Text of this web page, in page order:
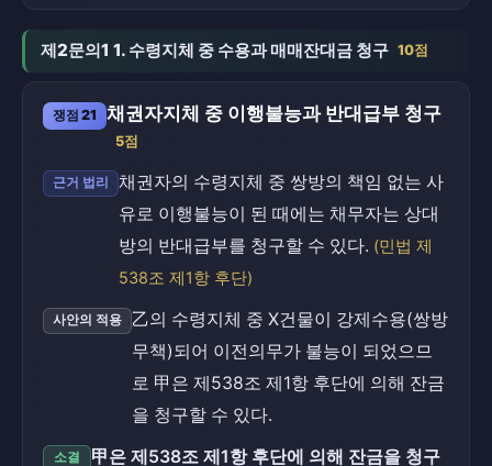
제2문의1 1. 수령지체 중 수용과 매매잔대금 청구 10점
쟁점 21 채권자지체 중 이행불능과 반대급부 청구
5점
근거 법리
채권자의 수령지체 중 쌍방의 책임 없는 사
유로 이행불능이 된 때에는 채무자는 상대
방의 반대급부를 청구할 수 있다. (민법 제
538조 제1항 후단)
사안의 적용
乙의 수령지체 중 X건물이 강제수용(쌍방
무책)되어 이전의무가 불능이 되었으므
로 甲은 제538조 제1항 후단에 의해 잔금
을 청구할 수 있다.
소결 甲은 제538조 제1항 후단에 의해 잔금을 청구